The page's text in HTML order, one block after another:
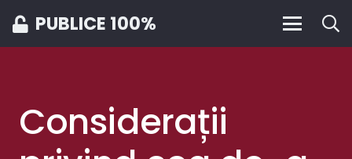
PUBLICE 100%
Considerații